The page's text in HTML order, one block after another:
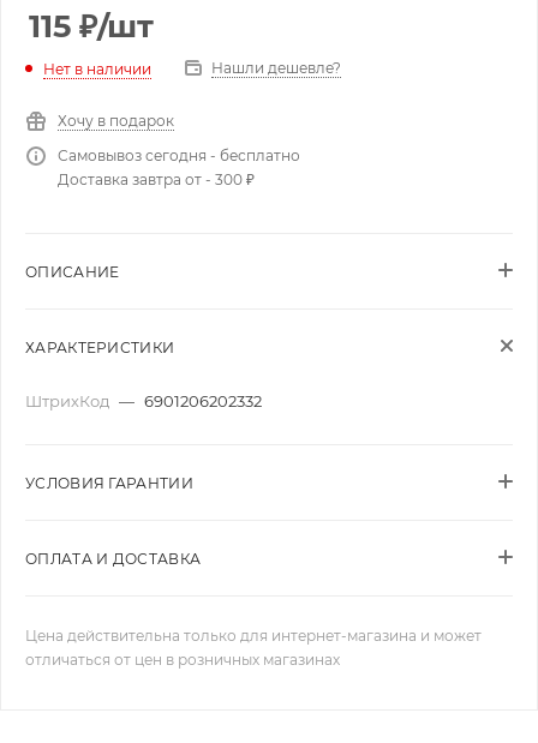
115 ₽/шт
Нет в наличии Нашли дешевле?
Хочу в подарок
Самовывоз сегодня - бесплатно
Доставка завтра от - 300 ₽
ОПИСАНИЕ
ХАРАКТЕРИСТИКИ
ШтрихКод — 6901206202332
УСЛОВИЯ ГАРАНТИИ
ОПЛАТА И ДОСТАВКА
Цена действительна только для интернет-магазина и может
отличаться от цен в розничных магазинах